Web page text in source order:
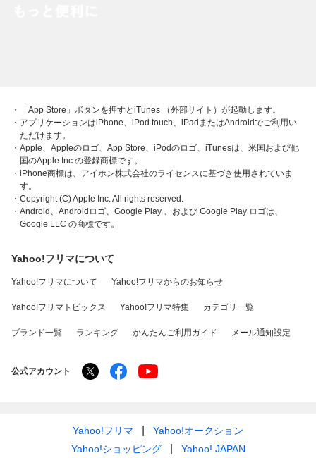
・「App Store」ボタンを押すとiTunes （外部サイト）が起動します。
・アプリケーションはiPhone、iPod touch、iPadまたはAndroidでご利用い
ただけます。
・Apple、Appleのロゴ、App Store、iPodのロゴ、iTunesは、米国および他
国のApple Inc.の登録商標です。
・iPhone商標は、アイホン株式会社のライセンスに基づき使用されていま
す。
・Copyright (C) Apple Inc. All rights reserved.
・Android、Androidロゴ、Google Play 、および Google Play ロゴは、
Google LLC の商標です。
Yahoo!フリマについて
Yahoo!フリマについて Yahoo!フリマからのお知らせ
Yahoo!フリマトピックス Yahoo!フリマ特集 カテゴリ一覧
ブランド一覧 ランキング かんたんご利用ガイド メール通知設定
公式アカウント
Yahoo!フリマ
Yahoo!オークション
Yahoo!ショッピング
Yahoo! JAPAN